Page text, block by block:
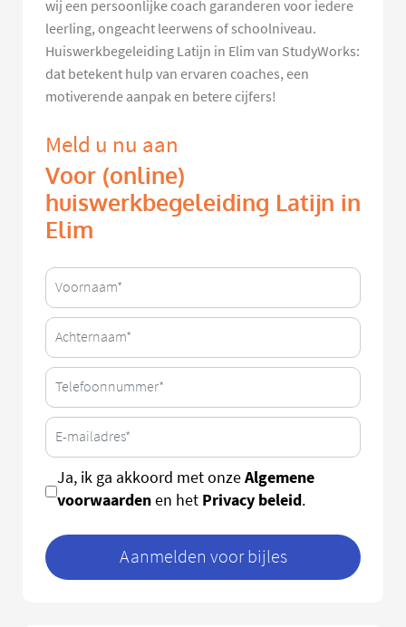
wij een persoonlijke coach garanderen voor iedere
leerling, ongeacht leerwens of schoolniveau.
Huiswerkbegeleiding Latijn in Elim van StudyWorks:
dat betekent hulp van ervaren coaches, een
motiverende aanpak en betere cijfers!
Meld u nu aan
Voor (online)
huiswerkbegeleiding Latijn in
Elim
Ja, ik ga akkoord met onzeAlgemene
voorwaardenen het Privacy beleid.
Aanmelden voor bijles